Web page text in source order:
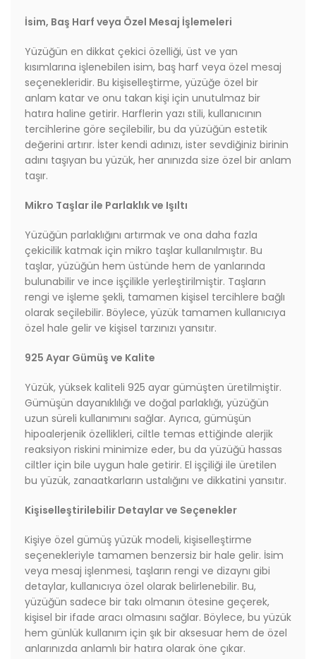
İsim, Baş Harf veya Özel Mesaj İşlemeleri
Yüzüğün en dikkat çekici özelliği, üst ve yan
kısımlarına işlenebilen isim, baş harf veya özel mesaj
seçenekleridir. Bu kişiselleştirme, yüzüğe özel bir
anlam katar ve onu takan kişi için unutulmaz bir
hatıra haline getirir. Harflerin yazı stili, kullanıcının
tercihlerine göre seçilebilir, bu da yüzüğün estetik
değerini artırır. İster kendi adınızı, ister sevdiğiniz birinin
adını taşıyan bu yüzük, her anınızda size özel bir anlam
taşır.
Mikro Taşlar ile Parlaklık ve Işıltı
Yüzüğün parlaklığını artırmak ve ona daha fazla
çekicilik katmak için mikro taşlar kullanılmıştır. Bu
taşlar, yüzüğün hem üstünde hem de yanlarında
bulunabilir ve ince işçilikle yerleştirilmiştir. Taşların
rengi ve işleme şekli, tamamen kişisel tercihlere bağlı
olarak seçilebilir. Böylece, yüzük tamamen kullanıcıya
özel hale gelir ve kişisel tarzınızı yansıtır.
925 Ayar Gümüş ve Kalite
Yüzük, yüksek kaliteli 925 ayar gümüşten üretilmiştir.
Gümüşün dayanıklılığı ve doğal parlaklığı, yüzüğün
uzun süreli kullanımını sağlar. Ayrıca, gümüşün
hipoalerjenik özellikleri, ciltle temas ettiğinde alerjik
reaksiyon riskini minimize eder, bu da yüzüğü hassas
ciltler için bile uygun hale getirir. El işçiliği ile üretilen
bu yüzük, zanaatkarların ustalığını ve dikkatini yansıtır.
Kişiselleştirilebilir Detaylar ve Seçenekler
Kişiye özel gümüş yüzük modeli, kişiselleştirme
seçenekleriyle tamamen benzersiz bir hale gelir. İsim
veya mesaj işlenmesi, taşların rengi ve dizaynı gibi
detaylar, kullanıcıya özel olarak belirlenebilir. Bu,
yüzüğün sadece bir takı olmanın ötesine geçerek,
kişisel bir ifade aracı olmasını sağlar. Böylece, bu yüzük
hem günlük kullanım için şık bir aksesuar hem de özel
anlarınızda anlamlı bir hatıra olarak öne çıkar.